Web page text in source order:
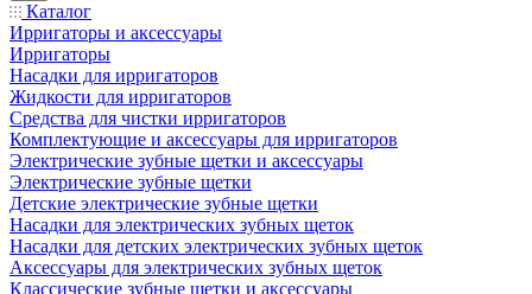
Каталог
Ирригаторы и аксессуары
Ирригаторы
Насадки для ирригаторов
Жидкости для ирригаторов
Средства для чистки ирригаторов
Комплектующие и аксессуары для ирригаторов
Электрические зубные щетки и аксессуары
Электрические зубные щетки
Детские электрические зубные щетки
Насадки для электрических зубных щеток
Насадки для детских электрических зубных щеток
Аксессуары для электрических зубных щеток
Классические зубные щетки и аксессуары